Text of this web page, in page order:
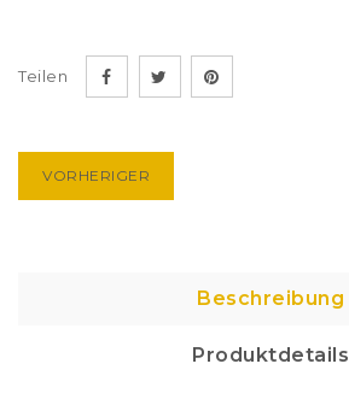
Teilen
VORHERIGER
Beschreibung
Produktdetails